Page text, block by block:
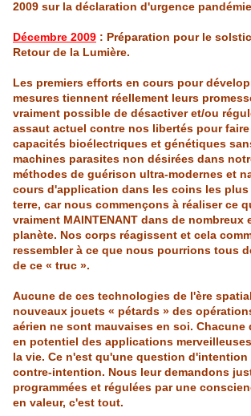
2009 sur la déclaration d'urgence
Décembre 2009 : Préparation pour le
Retour de la Lumière.
Les premiers efforts en cours pour
mesures tiennent réellement leurs
vraiment possible de désactiver et/ou
assaut actuel contre nos libertés pour
capacités bioélectriques et génétiques
machines parasites non désirées dans
méthodes de guérison ultra-modernes et
cours d'application dans les coins les plus
terre, car nous commençons à réaliser ce
vraiment MAINTENANT dans de nombreux
planète. Nos corps réagissent et cela
ressembler à ce que nous pourrions tous
de ce « truc ».
Aucune de ces technologies de l'ère
nouveaux jouets « pétards » des
aérien ne sont mauvaises en soi. Chacune
en potentiel des applications
la vie. Ce n'est qu'une question d'intention
contre-intention. Nous leur demandons
programmées et régulées par une
en valeur, c'est tout.